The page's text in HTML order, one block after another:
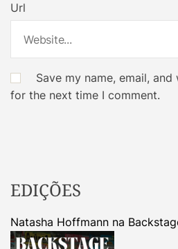
Url
Save my name, email,
for the next time I comment.
EDIÇÕES
Natasha Hoffmann na